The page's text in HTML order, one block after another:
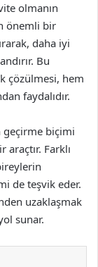
olmanın
önemli bir
daha iyi
Bu
çözülmesi, hem
faydalıdır.
geçirme biçimi
Farklı
de teşvik eder.
uzaklaşmak
sunar.